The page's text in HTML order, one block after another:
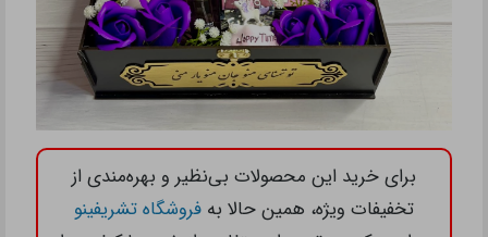
برای خرید این محصولات بی‌نظیر و بهره‌مندی از
تخفیفات ویژه، همین حالا به فروشگاه تشریفینو